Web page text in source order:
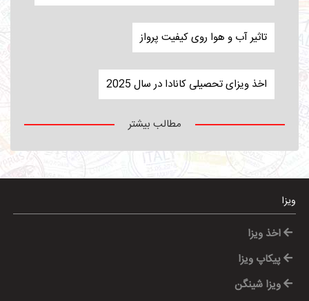
تاثیر آب و هوا روی کیفیت پرواز
اخذ ویزای تحصیلی کانادا در سال 2025
مطالب بیشتر
ویزا
اخذ ویزا
پیکاپ ویزا
ویزا شینگن